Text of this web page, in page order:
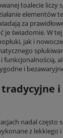
toalecie liczy
elementów
za
je świadomie. W
jak i
i
tradycyjne
nadal często
z lekkiego